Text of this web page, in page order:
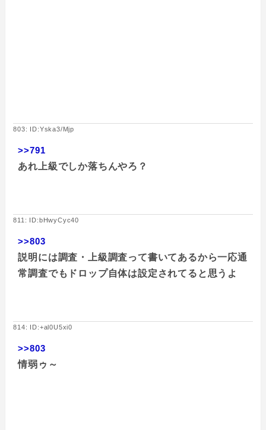
803: ID:Yska3/Mjp
>>791
あれ上級でしか落ちんやろ？
811: ID:bHwyCyc40
>>803
説明には調査・上級調査って書いてあるから一応通
常調査でもドロップ自体は設定されてると思うよ
814: ID:+al0U5xi0
>>803
情弱ゥ～